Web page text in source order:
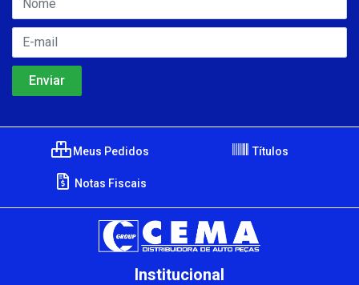
Meus Pedidos Títulos
Notas Fiscais
Institucional